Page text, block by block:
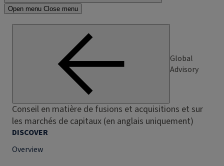
Open menu Close menu
Global
Advisory
Conseil en matière de fusions et acquisitions et sur
les marchés de capitaux (en anglais uniquement)
DISCOVER
Overview